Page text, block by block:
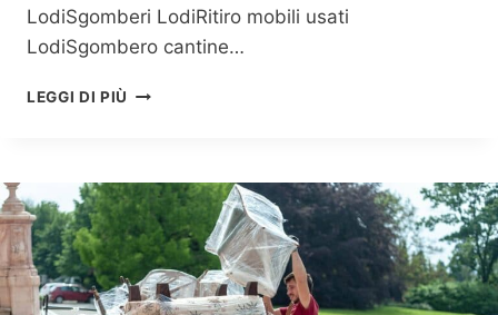
LodiSgomberi LodiRitiro mobili usati
LodiSgombero cantine…
LEGGI DI PIÙ S
B
E
R
I
A
P